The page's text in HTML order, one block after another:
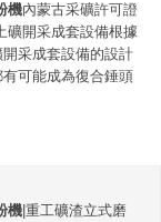
機內蒙古采礦許可證
礦開采成套設備根據
采成套設備的設計
可能成為復合錘頭
機 |重工礦渣立式磨